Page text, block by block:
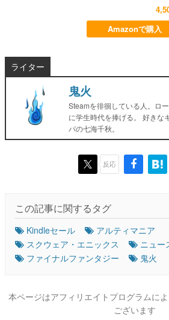
Amazonで購入
ライター
鬼火
Steamを徘徊している人。ロ
に学生時代を捧げる。 好きな
パの七海千秋。
反応
この記事に関するタグ
Kindleセール
アルティマニア
スクウェア・エニックス
ニュー
ファイナルファンタジー
鬼火
本ページはアフィリエイトプログラムに
ございます